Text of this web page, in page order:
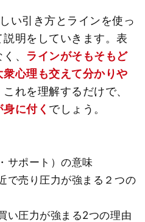
い引き方とラインを使っ
明をしていきます。表
、 ラインがそもそもど
心理も交えて分かりや
れを理解するだけで、
に付く でしょう。
サポート）の意味
で売り圧力が強まる２つの
い圧力が強まる2つの理由